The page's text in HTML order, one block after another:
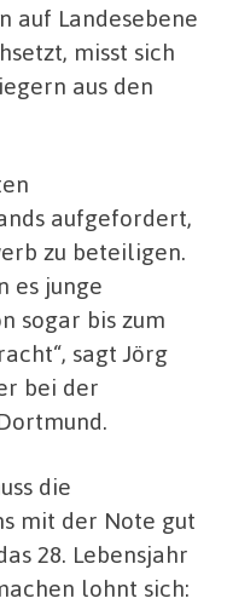
auf Landesebene
misst sich
aus den
aufgefordert,
zu beteiligen.
es junge
sogar bis zum
sagt Jörg
bei der
die
mit der Note gut
28. Lebensjahr
lohnt sich: